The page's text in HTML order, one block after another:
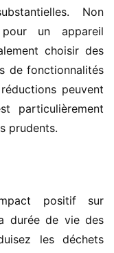
Non
un appareil
choisir des
de fonctionnalités
peuvent
particulièrement
prudents.
positif sur
durée de vie des
les déchets